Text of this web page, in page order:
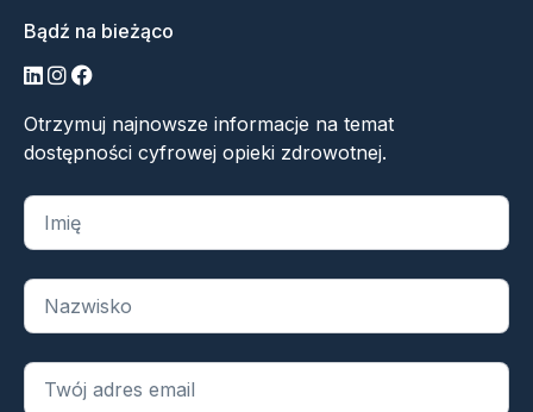
Bądź na bieżąco
LinkedIn
Instagram
Facebook
Otrzymuj najnowsze informacje na temat
dostępności cyfrowej opieki zdrowotnej.
„*” oznacza wymagane pola